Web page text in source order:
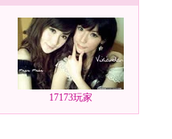
17173玩家